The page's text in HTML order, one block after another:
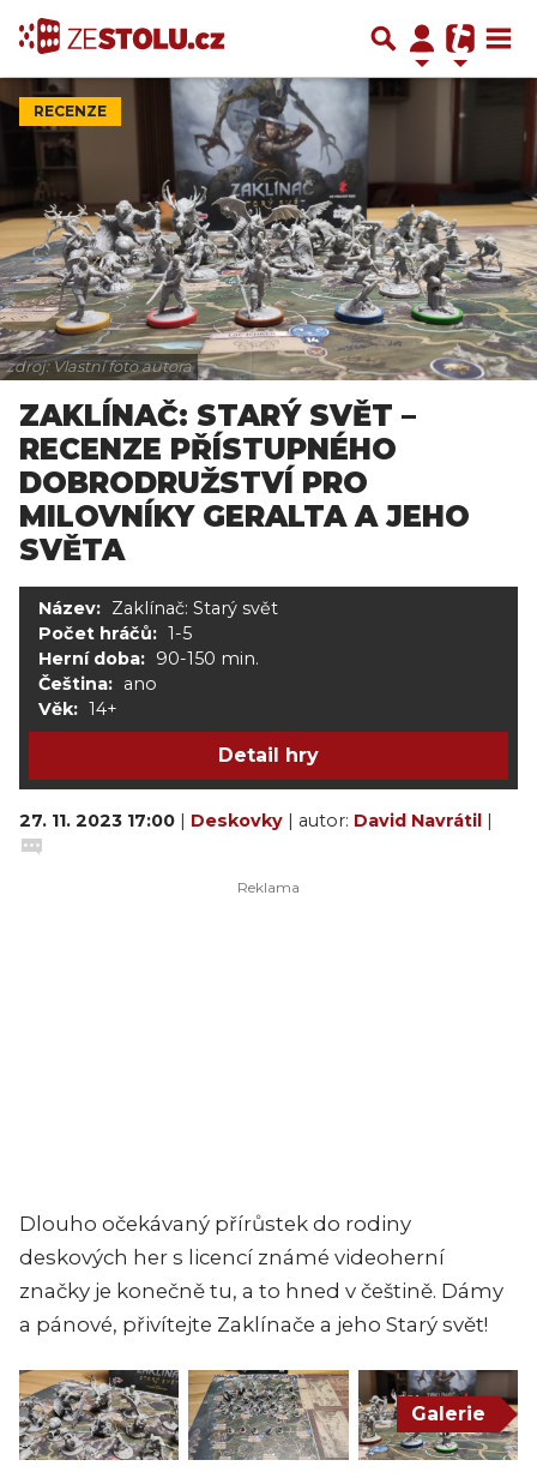
RECENZE
zdroj: Vlastní foto autora
ZAKLÍNAČ: STARÝ SVĚT –
RECENZE PŘÍSTUPNÉHO
DOBRODRUŽSTVÍ PRO
MILOVNÍKY GERALTA A JEHO
SVĚTA
Název: Zaklínač: Starý svět
Počet hráčů: 1-5
Herní doba: 90-150 min.
Čeština: ano
Věk: 14+
Detail hry
27. 11. 2023 17:00 | Deskovky | autor: David Navrátil |
Dlouho očekávaný přírůstek do rodiny
deskových her s licencí známé videoherní
značky je konečně tu, a to hned v češtině. Dámy
a pánové, přivítejte Zaklínače a jeho Starý svět!
Galerie